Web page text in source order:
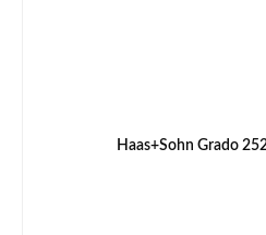
Haas+Sohn Grado